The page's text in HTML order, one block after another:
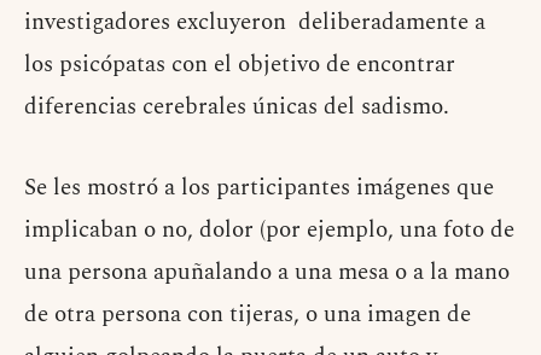
investigadores excluyeron deliberadamente a
los psicópatas con el objetivo de encontrar
diferencias cerebrales únicas del sadismo.
Se les mostró a los participantes imágenes que
implicaban o no, dolor (por ejemplo, una foto de
una persona apuñalando a una mesa o a la mano
de otra persona con tijeras, o una imagen de